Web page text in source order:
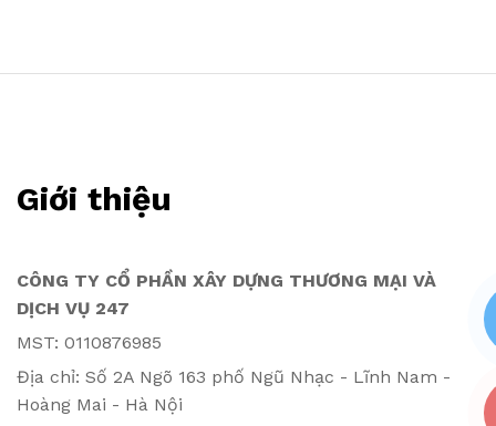
Giới thiệu
CÔNG TY CỔ PHẦN XÂY DỰNG THƯƠNG MẠI VÀ
DỊCH VỤ 247
MST: 0110876985
Địa chỉ: Số 2A Ngõ 163 phố Ngũ Nhạc - Lĩnh Nam -
Hoàng Mai - Hà Nội